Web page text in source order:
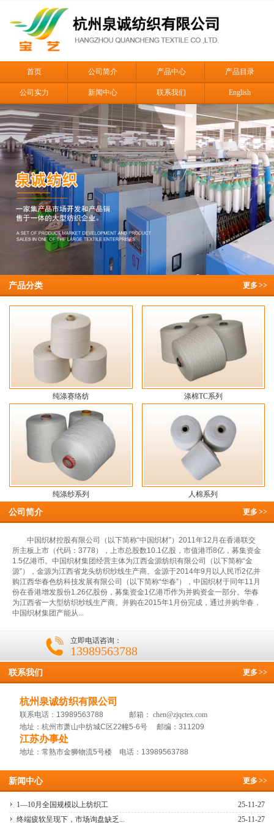
首页 公司简介 产品中心 产品目录
公司实力 新闻中心 联系我们 English
更多>>
产品分类
纯涤赛络纺 涤棉TC系列
纯涤纱系列 人棉系列
更多>>
公司简介
中国织材控股有限公司（以下简称“中国织材”）2011年12月在香港联交
所主板上市（代码：3778），上市总股数10.1亿股，市值港币8亿，募集资金
1.5亿港币。中国织材集团经营主体为江西金源纺织有限公司（以下简称“金
源”），金源为江西省龙头纺织纱线生产商。金源于2014年9月以人民币2亿并
购江西华春色纺科技发展有限公司（以下简称“华春”），中国织材于同年11月
份在香港增发股份1.26亿股份，募集资金1亿港币作为并购资金一部分。华春
为江西省一大型纺织纱线生产商。并购在2015年1月份完成，通过并购华春，
中国织材集团产能从...
立即电话咨询：
13989563788
更多>>
联系我们
杭州泉诚纺织有限公司
联系电话：13989563788 邮箱： chen@zjqctex.com
地址：杭州市萧山中纺城C区22幢5-6号 邮编：311209
江苏办事处
地址：常熟市金狮物流5号楼 电话：13989563788
更多>>
新闻中心
25-11-27
1—10月全国规模以上纺织工
25-11-27
终端疲软呈现下，市场询盘缺乏...